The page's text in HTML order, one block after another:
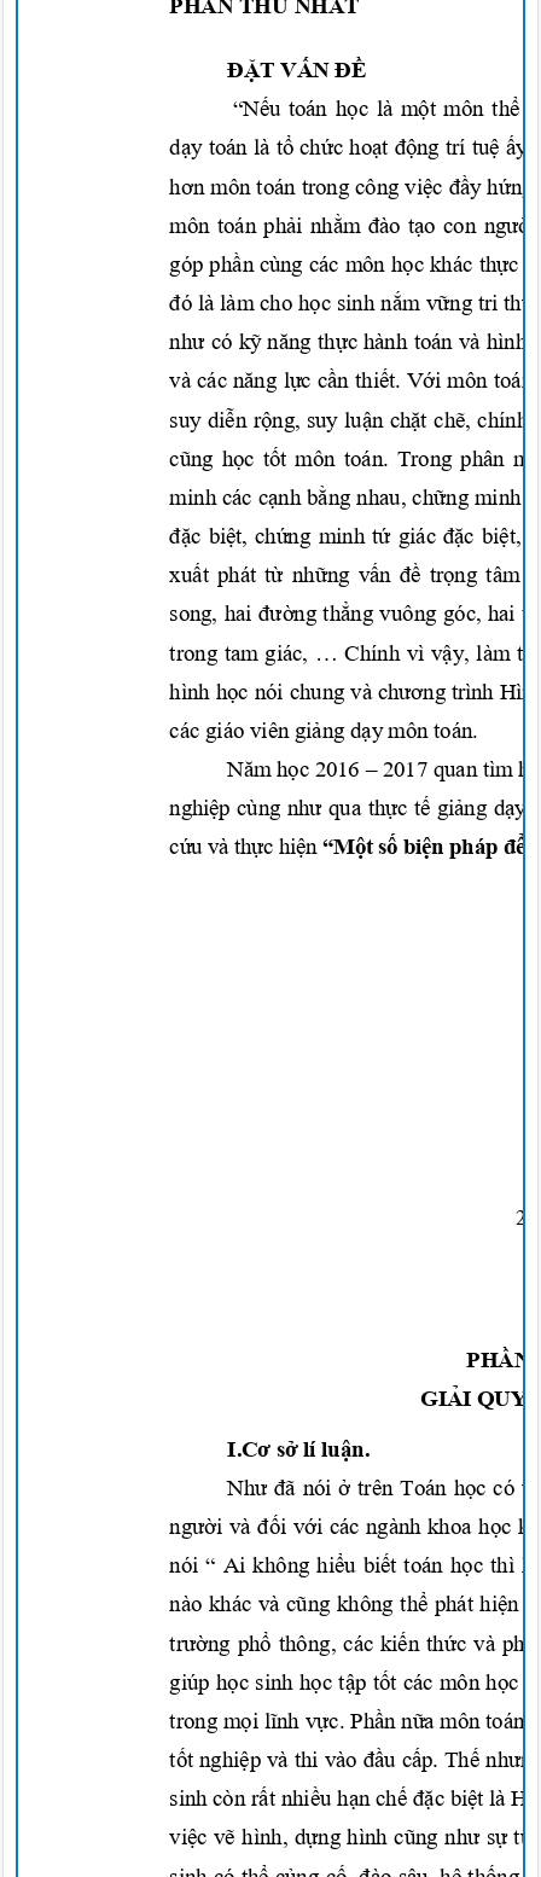
PHẦN THỨ NHẤT
ĐẶT VẤN ĐỀ
“Nếutoánhọc là mộtmônthể
dạy toán là tổ chức hoạt độngtrítuệ
hơnmôn toán trong côngviệc đầy hứng
môn toánphải nhằm đào tạocon
gópphần cùng các mônhọckhác thực
đó là làm chohọc sinhnắm vữngtri
như có kỹ năng thựchành toán và hình
và cácnăng lực cần thiết. Vớimôn toán
suy diễn rộng, suy luận chặt chẽ,chính
cũng học tốtmôn toán. Trong phân
minh các cạnh bằngnhau,chữngminh
đặc biệt, chứng minhtứ giácđặc biệt,
xuấtpháttừ những vấn đề trọngtâm
song, haiđường thẳngvuông góc, hai
trong tam giác, … Chính vìvậy, làm
hình học nói chung vàchương trình
các giáo viên giảng dạymôn toán.
Năm học 2016 – 2017 quan tìm hi
nghiệp cùng nhưqua thực tế giảng dạy
cứu và thực hiện“Một sốbiện pháp để
PHẦN
GIẢI
I.Cơ sởlíluận.
Như đã nóiởtrên Toán họccó
ngườivàđối với các ngành khoahọc
nói “ Ai khônghiểu biếttoánhọcthì
nào khác vàcũngkhôngthể pháthiện
trường phổthông, cáckiến thứcvà
giúphọc sinhhọc tập tốt các mônhọc
trong mọi lĩnh vực. Phần nữamôn toán
tốt nghiệpvà thi vào đầu cấp. Thế
sinh cònrất nhiều hạn chế đặcbiệtlà
việc vẽhình, dựnghìnhcũng như sự tư